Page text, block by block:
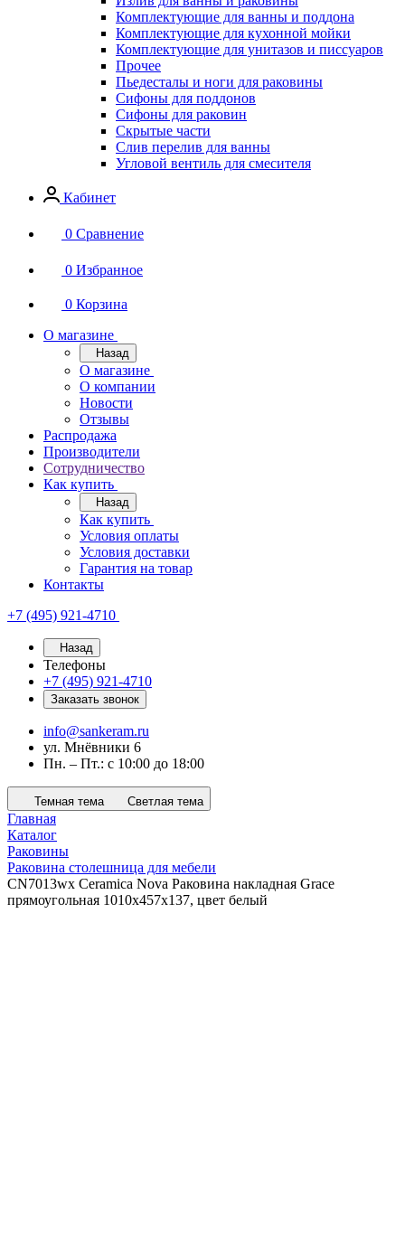
Комплектующие для ванны и поддона
Комплектующие для кухонной мойки
Комплектующие для унитазов и писсуаров
Прочее
Пьедесталы и ноги для раковины
Сифоны для поддонов
Сифоны для раковин
Скрытые части
Слив перелив для ванны
Угловой вентиль для смесителя
Кабинет
0 Сравнение
0 Избранное
0 Корзина
О магазине
Назад
О магазине
О компании
Новости
Отзывы
Распродажа
Производители
Сотрудничество
Как купить
Назад
Как купить
Условия оплаты
Условия доставки
Гарантия на товар
Контакты
+7 (495) 921-4710
Назад
Телефоны
+7 (495) 921-4710
Заказать звонок
info@sankeram.ru
ул. Мнёвники 6
Пн. – Пт.: с 10:00 до 18:00
Темная тема Светлая тема
Главная
Каталог
Раковины
Раковина столешница для мебели
CN7013wx Ceramica Nova Раковина накладная Grace
прямоугольная 1010x457x137, цвет белый